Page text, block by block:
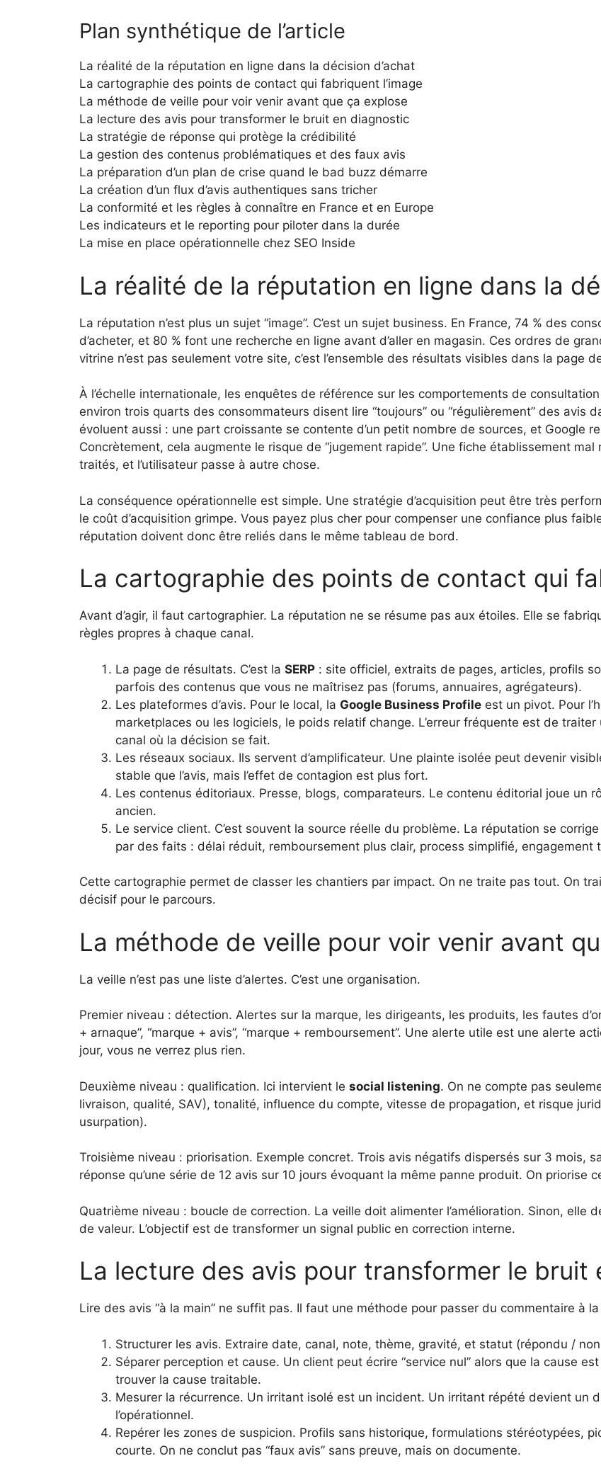
Plan synthétique de l’article
La réalité de la réputation en ligne dans la décision d’achat
La cartographie des points de contact qui fabriquent l’image
La méthode de veille pour voir venir avant que ça explose
La lecture des avis pour transformer le bruit en diagnostic
La stratégie de réponse qui protège la crédibilité
La gestion des contenus problématiques et des faux avis
La préparation d’un plan de crise quand le bad buzz démarre
La création d’un flux d’avis authentiques sans tricher
La conformité et les règles à connaître en France et en Europe
Les indicateurs et le reporting pour piloter dans la durée
La mise en place opérationnelle chez SEO Inside
La réalité de la réputation en ligne dans la
La réputation n’est plus un sujet “image”. C’est un sujet business. En France, 74 % des
d’acheter, et 80 % font une recherche en ligne avant d’aller en magasin. Ces ordres de
vitrine n’est pas seulement votre site, c’est l’ensemble des résultats visibles dans la page
À l’échelle internationale, les enquêtes de référence sur les comportements de
environ trois quarts des consommateurs disent lire “toujours” ou “régulièrement” des avis
évoluent aussi : une part croissante se contente d’un petit nombre de sources, et Google
Concrètement, cela augmente le risque de “jugement rapide”. Une fiche établissement
traités, et l’utilisateur passe à autre chose.
La conséquence opérationnelle est simple. Une stratégie d’acquisition peut être très
le coût d’acquisition grimpe. Vous payez plus cher pour compenser une confiance plus
réputation doivent donc être reliés dans le même tableau de bord.
La cartographie des points de contact qui
Avant d’agir, il faut cartographier. La réputation ne se résume pas aux étoiles. Elle se
règles propres à chaque canal.
La page de résultats. C’est la SERP : site officiel, extraits de pages, articles, profils
parfois des contenus que vous ne maîtrisez pas (forums, annuaires, agrégateurs).
Les plateformes d’avis. Pour le local, la Google Business Profile est un pivot. Pour
marketplaces ou les logiciels, le poids relatif change. L’erreur fréquente est de
canal où la décision se fait.
Les réseaux sociaux. Ils servent d’amplificateur. Une plainte isolée peut devenir
stable que l’avis, mais l’effet de contagion est plus fort.
Les contenus éditoriaux. Presse, blogs, comparateurs. Le contenu éditorial joue un
ancien.
Le service client. C’est souvent la source réelle du problème. La réputation se
par des faits : délai réduit, remboursement plus clair, process simplifié, engagement
Cette cartographie permet de classer les chantiers par impact. On ne traite pas tout. On
décisif pour le parcours.
La méthode de veille pour voir venir avant
La veille n’est pas une liste d’alertes. C’est une organisation.
Premier niveau : détection. Alertes sur la marque, les dirigeants, les produits, les fautes
+ arnaque”, “marque + avis”, “marque + remboursement”. Une alerte utile est une alerte
jour, vous ne verrez plus rien.
Deuxième niveau : qualification. Ici intervient le social listening. On ne compte pas
livraison, qualité, SAV), tonalité, influence du compte, vitesse de propagation, et risque
usurpation).
Troisième niveau : priorisation. Exemple concret. Trois avis négatifs dispersés sur 3 mois,
réponse qu’une série de 12 avis sur 10 jours évoquant la même panne produit. On priorise
Quatrième niveau : boucle de correction. La veille doit alimenter l’amélioration. Sinon, elle
de valeur. L’objectif est de transformer un signal public en correction interne.
La lecture des avis pour transformer le bruit
Lire des avis “à la main” ne suffit pas. Il faut une méthode pour passer du commentaire à
Structurer les avis. Extraire date, canal, note, thème, gravité, et statut (répondu /
Séparer perception et cause. Un client peut écrire “service nul” alors que la cause
trouver la cause traitable.
Mesurer la récurrence. Un irritant isolé est un incident. Un irritant répété devient un
l’opérationnel.
Repérer les zones de suspicion. Profils sans historique, formulations stéréotypées,
courte. On ne conclut pas “faux avis” sans preuve, mais on documente.